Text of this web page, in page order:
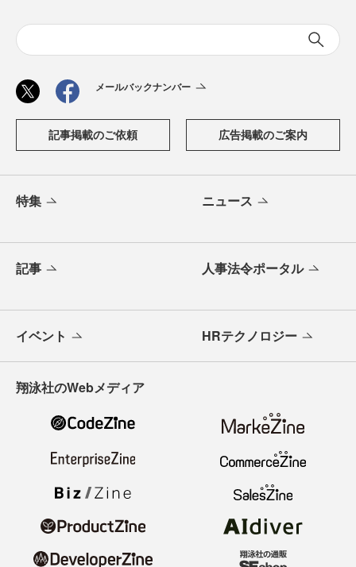
メールバックナンバー
記事掲載のご依頼 広告掲載のご案内
特集 ニュース
記事 人事法令ポータル
イベント HRテクノロジー
翔泳社のWebメディア